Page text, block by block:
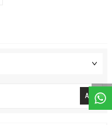
WhasappDeseHatt
Ara